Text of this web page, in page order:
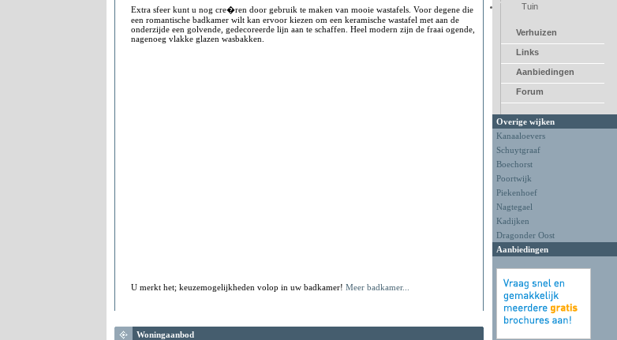
Extra sfeer kunt u nog cre�ren door gebruik te maken van mooie wastafels. Voor degene die
een romantische badkamer wilt kan ervoor kiezen om een keramische wastafel met aan de
onderzijde een golvende, gedecoreerde lijn aan te schaffen. Heel modern zijn de fraai ogende,
nagenoeg vlakke glazen wasbakken.
U merkt het; keuzemogelijkheden volop in uw badkamer! Meer badkamer...
Woningaanbod
Tuin
Verhuizen
Links
Aanbiedingen
Forum
Overige wijken
Kanaaloevers
Schuytgraaf
Boechorst
Poortwijk
Piekenhoef
Nagtegael
Kadijken
Dragonder Oost
Aanbiedingen